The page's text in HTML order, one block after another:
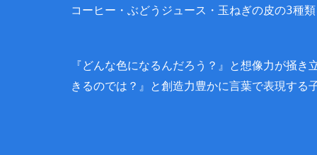
コーヒー・ぶどうジュース・玉ねぎの皮の3種
『どんな色になるんだろう？』と想像力が掻
きるのでは？』と創造力豊かに言葉で表現する